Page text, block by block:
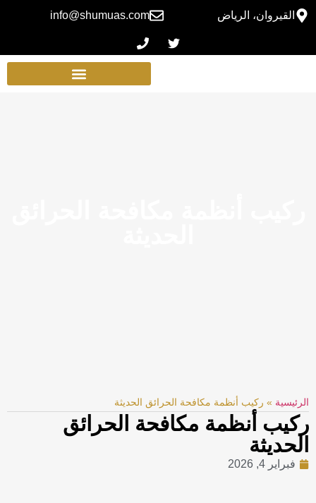
القيروان، الرياض info@shumuas.com
الرئيسية » ركيب أنظمة مكافحة الحرائق الحديثة
ركيب أنظمة مكافحة الحرائق
الحديثة
فبراير 4, 2026